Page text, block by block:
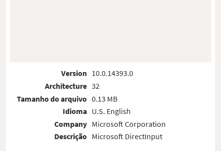
Version
Architecture
Tamanho do arquivo
Idioma
Company
Descrição
10.0.14393.0
32
0.13 MB
U.S. English
Microsoft Corporation
Microsoft DirectInput